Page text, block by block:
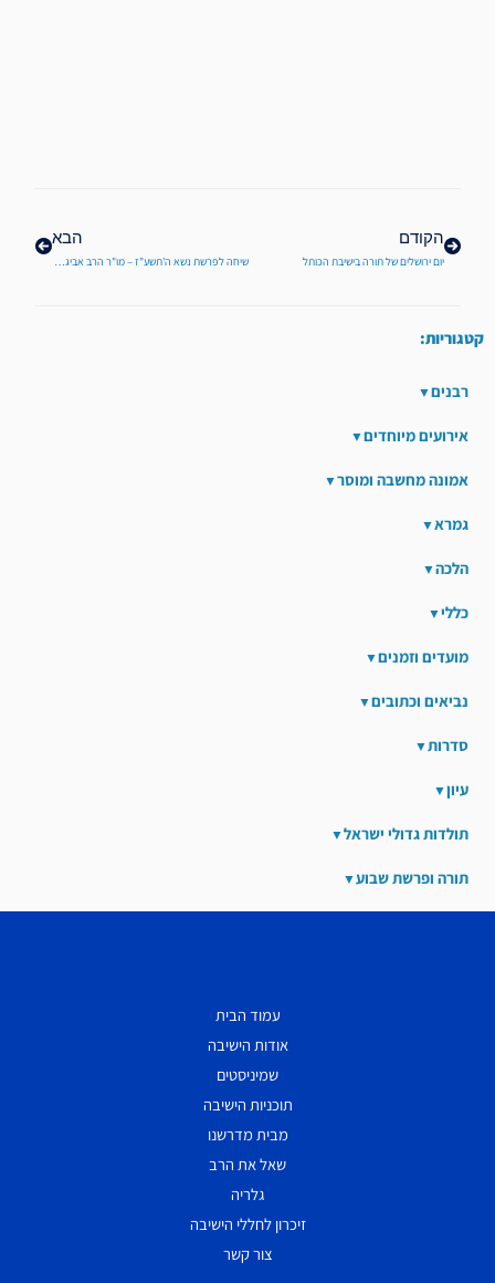
הקודם
יום ירושלים של תורה בישיבת הכותל
הבא
שיחה לפרשת נשא ה'תשע"ז – מו"ר הרב אביגדר נבנצל
קטגוריות:
רבנים
אירועים מיוחדים
אמונה מחשבה ומוסר
גמרא
הלכה
כללי
מועדים וזמנים
נביאים וכתובים
סדרות
עיון
תולדות גדולי ישראל
תורה ופרשת שבוע
עמוד הבית
אודות הישיבה
שמיניסטים
תוכניות הישיבה
מבית מדרשנו
שאל את הרב
גלריה
זיכרון לחללי הישיבה
צור קשר